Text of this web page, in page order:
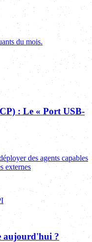
du mois.
: Le « Port USB-
des agents capables
externes
aujourd'hui ?